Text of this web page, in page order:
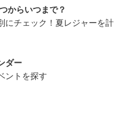
からいつまで？
にチェック！夏レジャーを計
ダー
ントを探す